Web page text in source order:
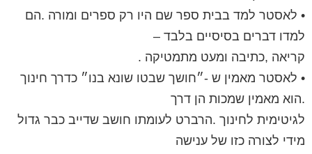
• לאסטר למד בבית ספר שם היו רק ספרים ומורה .הם
למדו דברים בסיסיים בלבד –
קריאה ,כתיבה ומעט מתמטיקה .
• לאסטר מאמין ש -״חושך שבטו שונא בנו״ כדרך חינוך
.הוא מאמין שמכות הן דרך
לגיטימית לחינוך .הרברט לעומתו חושב שדייב כבר גדול
מידי לצורה כזו של ענישה